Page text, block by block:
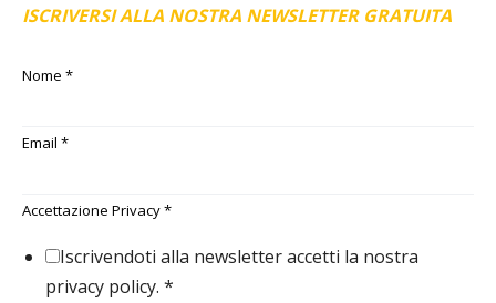
ISCRIVERSI ALLA NOSTRA NEWSLETTER GRATUITA
Nome *
Email *
Accettazione Privacy*
Iscrivendoti alla newsletter accetti la nostra
privacy policy. *